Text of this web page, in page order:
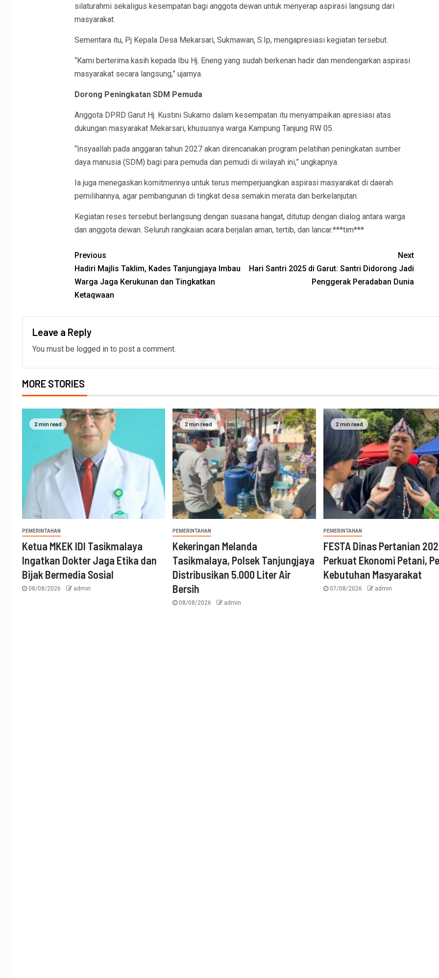
silaturahmi sekaligus kesempatan bagi anggota dewan untuk menyerap aspirasi langsung dari
masyarakat.
Sementara itu, Pj Kepala Desa Mekarsari, Sukmawan, S.Ip, mengapresiasi kegiatan tersebut.
“Kami berterima kasih kepada Ibu Hj. Eneng yang sudah berkenan hadir dan mendengarkan aspirasi
masyarakat secara langsung,” ujarnya.
Dorong Peningkatan SDM Pemuda
Anggota DPRD Garut Hj. Kustini Sukarno dalam kesempatan itu menyampaikan apresiasi atas
dukungan masyarakat Mekarsari, khususnya warga Kampung Tanjung RW 05.
“Insyaallah pada anggaran tahun 2027 akan direncanakan program pelatihan peningkatan sumber
daya manusia (SDM) bagi para pemuda dan pemudi di wilayah ini,” ungkapnya.
Ia juga menegaskan komitmennya untuk terus memperjuangkan aspirasi masyarakat di daerah
pemilihannya, agar pembangunan di tingkat desa semakin merata dan berkelanjutan.
Kegiatan reses tersebut berlangsung dengan suasana hangat, ditutup dengan dialog antara warga
dan anggota dewan. Seluruh rangkaian acara berjalan aman, tertib, dan lancar.***tim***
Previous
Hadiri Majlis Taklim, Kades Tanjungjaya Imbau
Warga Jaga Kerukunan dan Tingkatkan
Ketaqwaan
Next
Hari Santri 2025 di Garut: Santri Didorong Jadi
Penggerak Peradaban Dunia
Leave a Reply
You must be logged in to post a comment.
MORE STORIES
2 min read
PEMERINTAHAN
Ketua MKEK IDI Tasikmalaya
Ingatkan Dokter Jaga Etika dan
Bijak Bermedia Sosial
08/08/2026 admin
2 min read
PEMERINTAHAN
Kekeringan Melanda
Tasikmalaya, Polsek Tanjungjaya
Distribusikan 5.000 Liter Air
Bersih
08/08/2026 admin
2 min read
PEMERINTAHAN
FESTA Dinas Pertanian
Perkuat Ekonomi Petani,
Kebutuhan Masyarakat
07/08/2026 admin